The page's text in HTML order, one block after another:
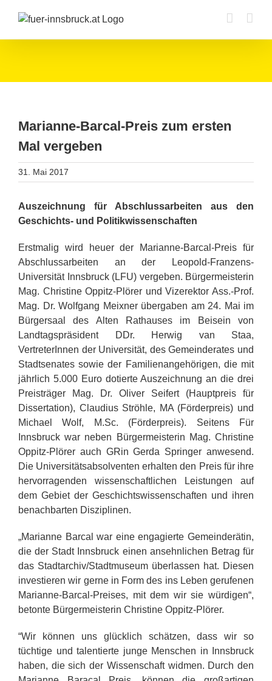
Inhalt
Marianne-Barcal-Preis zum ersten
Mal vergeben
31. Mai 2017
Auszeichnung für Abschlussarbeiten aus den
Geschichts- und Politikwissenschaften
Erstmalig wird heuer der Marianne-Barcal-Preis für
Abschlussarbeiten an der Leopold-Franzens-
Universität Innsbruck (LFU) vergeben. Bürgermeisterin
Mag. Christine Oppitz-Plörer und Vizerektor Ass.-Prof.
Mag. Dr. Wolfgang Meixner übergaben am 24. Mai im
Bürgersaal des Alten Rathauses im Beisein von
Landtagspräsident DDr. Herwig van Staa,
VertreterInnen der Universität, des Gemeinderates und
Stadtsenates sowie der Familienangehörigen, die mit
jährlich 5.000 Euro dotierte Auszeichnung an die drei
Preisträger Mag. Dr. Oliver Seifert (Hauptpreis für
Dissertation), Claudius Ströhle, MA (Förderpreis) und
Michael Wolf, M.Sc. (Förderpreis). Seitens Für
Innsbruck war neben Bürgermeisterin Mag. Christine
Oppitz-Plörer auch GRin Gerda Springer anwesend.
Die Universitätsabsolventen erhalten den Preis für ihre
hervorragenden wissenschaftlichen Leistungen auf
dem Gebiet der Geschichtswissenschaften und ihren
benachbarten Disziplinen.
„Marianne Barcal war eine engagierte Gemeinderätin,
die der Stadt Innsbruck einen ansehnlichen Betrag für
das Stadtarchiv/Stadtmuseum überlassen hat. Diesen
investieren wir gerne in Form des ins Leben gerufenen
Marianne-Barcal-Preises, mit dem wir sie würdigen“,
betonte Bürgermeisterin Christine Oppitz-Plörer.
“Wir können uns glücklich schätzen, dass wir so
tüchtige und talentierte junge Menschen in Innsbruck
haben, die sich der Wissenschaft widmen. Durch den